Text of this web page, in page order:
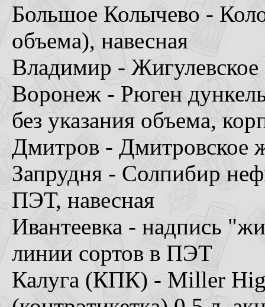
Большое Колычево -
объема), навесная
Владимир - Жигулевское
Воронеж - Рюген
без указания объема,
Дмитров - Дмитровское
Запрудня - Солпибир
ПЭТ, навесная
Ивантеевка - надпись
линии сортов в ПЭТ
Калуга (КПК) - Miller